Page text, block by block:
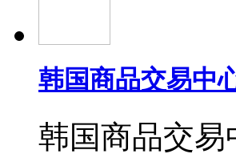
韩国商品交易中
韩国商品交易